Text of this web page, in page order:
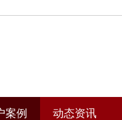
案例 动态资讯